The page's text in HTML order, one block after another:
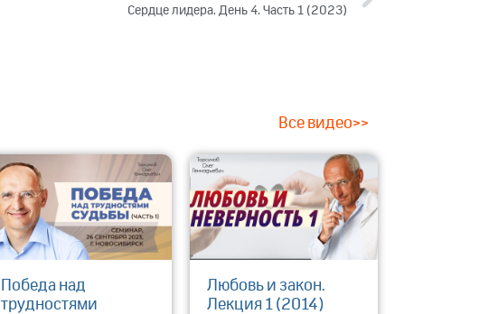
Сердце лидера. День 4. Часть 1 (2023)
Все видео>>
Победа над
трудностями
Любовь и закон.
Лекция 1 (2014)